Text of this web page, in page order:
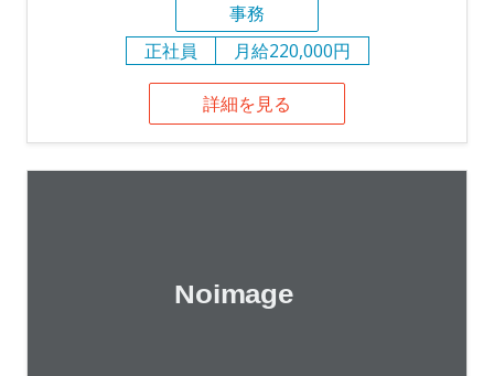
事務
正社員
月給220,000円
詳細を見る